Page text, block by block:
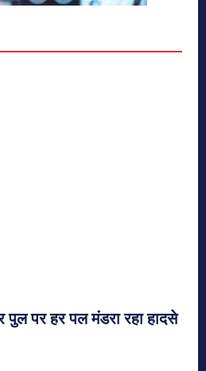
पुल पर हर पल मंडरा रहा हादसे